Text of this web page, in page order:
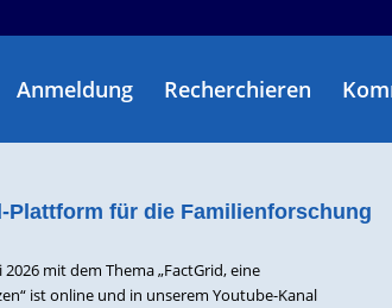
Anmeldung Recherchieren
Plattform für die Familienforschung
mit dem Thema „FactGrid, eine
ist online und in unserem Youtube-Kanal